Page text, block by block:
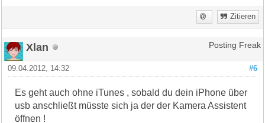
Zitieren
Xlan Posting Freak
#6
09.04.2012, 14:32
Es geht auch ohne iTunes , sobald du dein iPhone über
usb anschließt müsste sich ja der der Kamera Assistent
öffnen !